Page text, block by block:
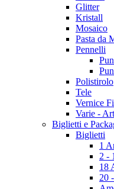
Glitter
Kristall
Mosaico
Pasta da
Pennelli
Polistirolo
Tele
Vernice
Varie -
Biglietti e
Biglietti
1
2 -
18
20